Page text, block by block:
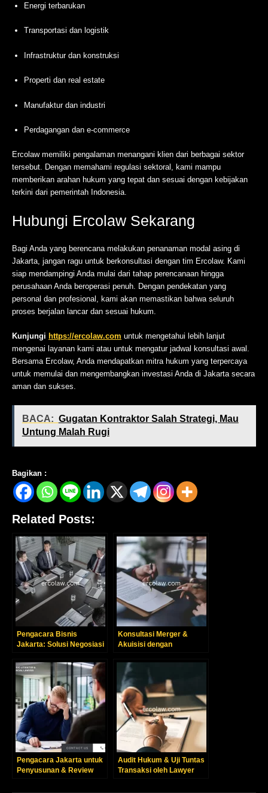
Energi terbarukan
Transportasi dan logistik
Infrastruktur dan konstruksi
Properti dan real estate
Manufaktur dan industri
Perdagangan dan e-commerce
Ercolaw memiliki pengalaman menangani klien dari berbagai sektor
tersebut. Dengan memahami regulasi sektoral, kami mampu
memberikan arahan hukum yang tepat dan sesuai dengan kebijakan
terkini dari pemerintah Indonesia.
Hubungi Ercolaw Sekarang
Bagi Anda yang berencana melakukan penanaman modal asing di
Jakarta, jangan ragu untuk berkonsultasi dengan tim Ercolaw. Kami
siap mendampingi Anda mulai dari tahap perencanaan hingga
perusahaan Anda beroperasi penuh. Dengan pendekatan yang
personal dan profesional, kami akan memastikan bahwa seluruh
proses berjalan lancar dan sesuai hukum.
Kunjungi https://ercolaw.com untuk mengetahui lebih lanjut
mengenai layanan kami atau untuk mengatur jadwal konsultasi awal.
Bersama Ercolaw, Anda mendapatkan mitra hukum yang terpercaya
untuk memulai dan mengembangkan investasi Anda di Jakarta secara
aman dan sukses.
BACA: Gugatan Kontraktor Salah Strategi, Mau
Untung Malah Rugi
Bagikan :
Related Posts:
Pengacara Bisnis
Jakarta: Solusi Negosiasi
Konsultasi Merger &
Akuisisi dengan
Jakarta
Pengacara Jakarta untuk
Penyusunan & Review
Audit Hukum & Uji Tuntas
Transaksi oleh Lawyer